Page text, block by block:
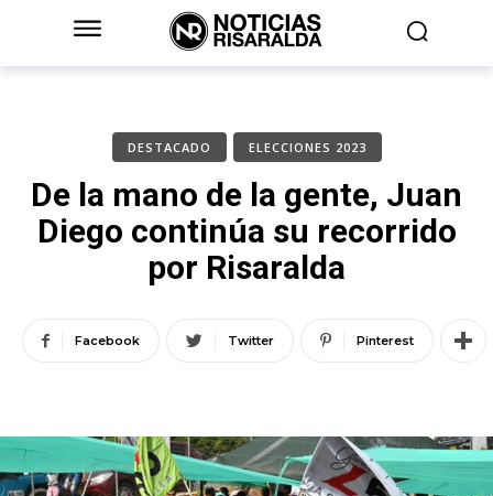
DESTACADO ELECCIONES 2023
De la mano de la gente, Juan
Diego continúa su recorrido
por Risaralda
Facebook Twitter Pinterest